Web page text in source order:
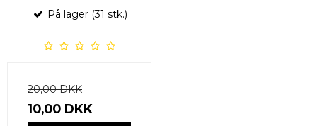
På lager (31 stk.)
20,00 DKK
10,00 DKK